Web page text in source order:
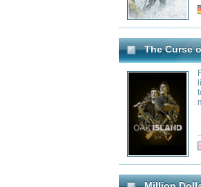
Genre:
Talking Dead
A talk show
Genre:
Ink Master